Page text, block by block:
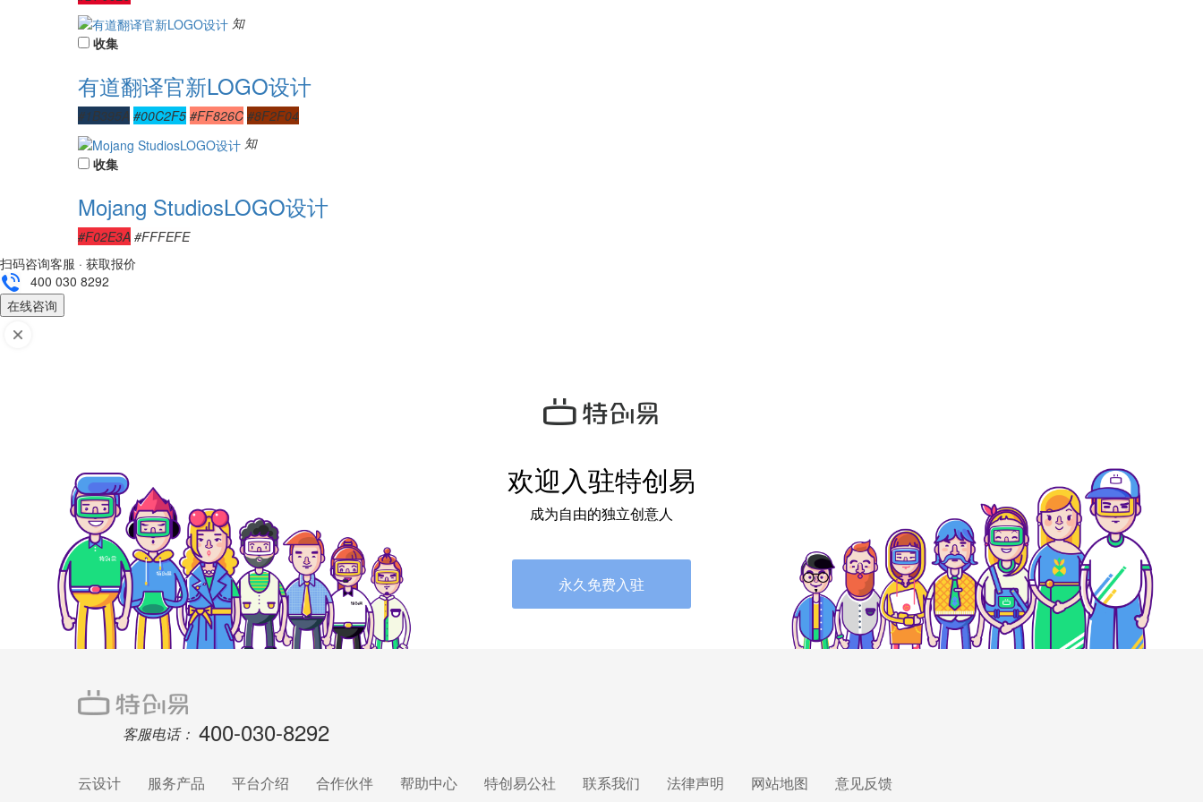
知
收集
有道翻译官新LOGO设计
#1B395A #00C2F5 #FF826C #8F2F04
知
收集
Mojang StudiosLOGO设计
#F02E3A #FFFEFE
扫码咨询客服 · 获取报价
400 030 8292
在线咨询
欢迎入驻特创易
成为自由的独立创意人
永久免费入驻
客服电话： 400-030-8292
云设计 服务产品 平台介绍 合作伙伴 帮助中心 特创易公社 联系我们 法律声明 网站地图 意见反馈